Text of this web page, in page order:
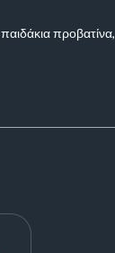
προβατίνα,